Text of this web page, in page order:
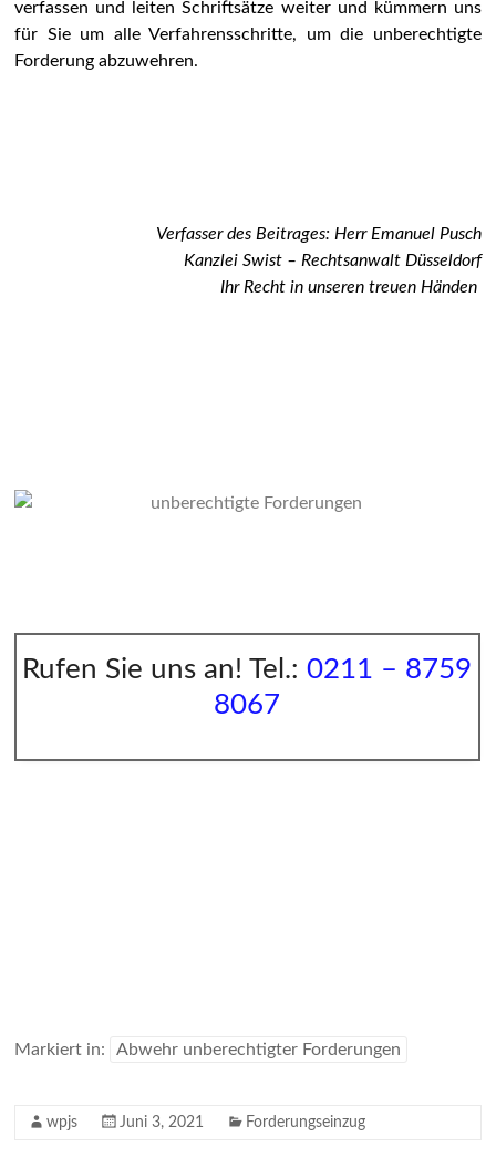
verfassen und leiten Schriftsätze weiter und kümmern uns
für Sie um alle Verfahrensschritte, um die unberechtigte
Forderung abzuwehren.
Verfasser des Beitrages: Herr Emanuel Pusch
Kanzlei Swist – Rechtsanwalt Düsseldorf
Ihr Recht in unseren treuen Händen
Rufen Sie uns an! Tel.:0211 – 8759
8067
Markiert in: Abwehr unberechtigter Forderungen
wpjs Juni 3, 2021 Forderungseinzug